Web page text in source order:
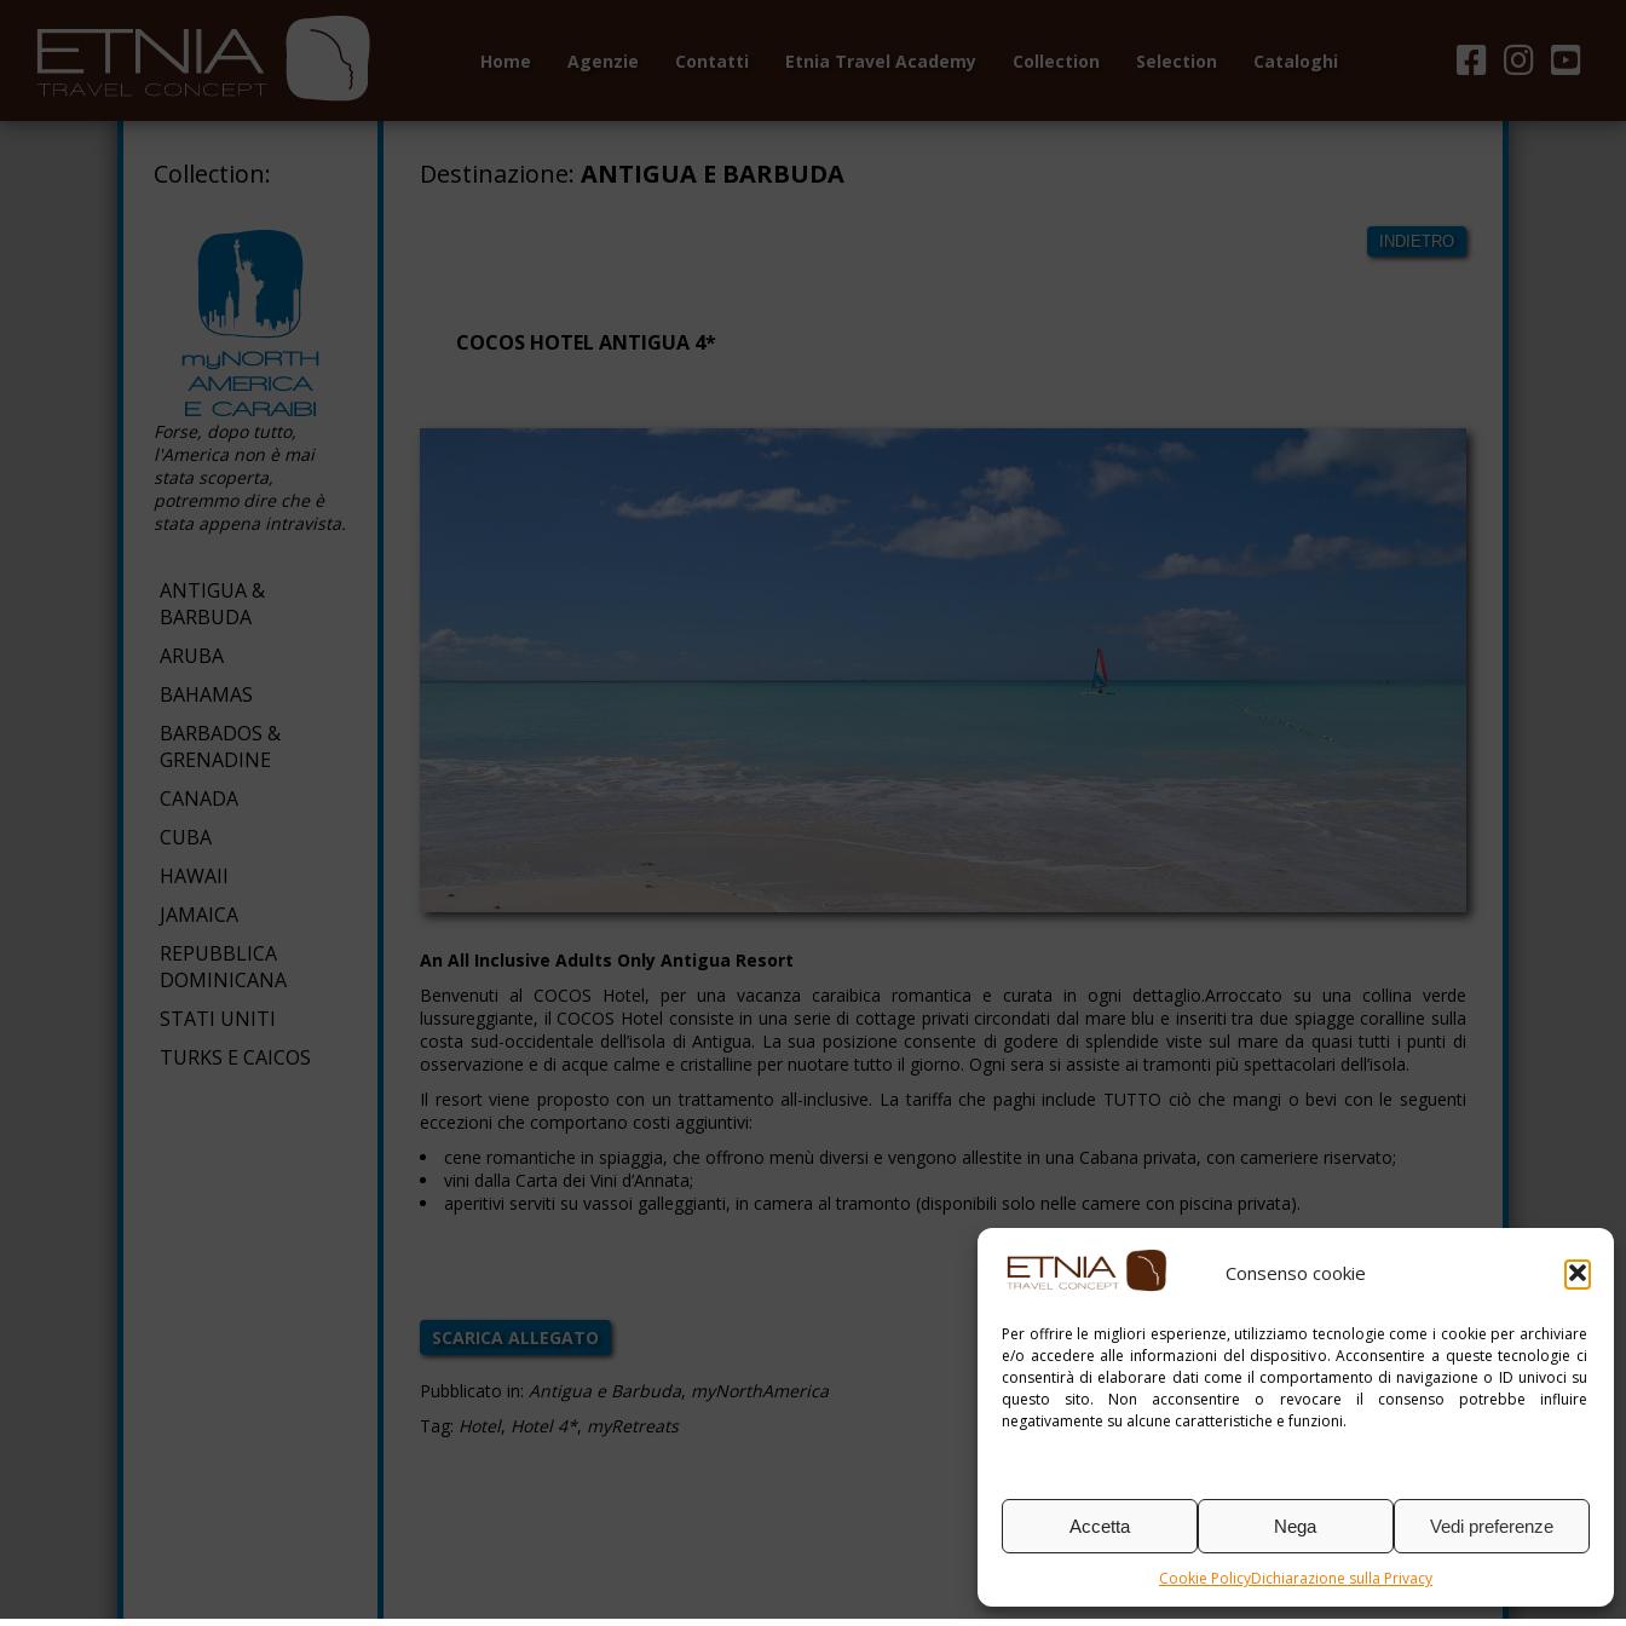
Consenso cookie
Per offrire le migliori esperienze, utilizziamo tecnologie come i cookie per archiviare
e/o accedere alle informazioni del dispositivo. Acconsentire a queste tecnologie ci
consentirà di elaborare dati come il comportamento di navigazione o ID univoci su
questo sito. Non acconsentire o revocare il consenso potrebbe influire
negativamente su alcune caratteristiche e funzioni.
Accetta Nega Vedi preferenze
Cookie PolicyDichiarazione sulla Privacy
Home Agenzie Contatti Etnia Travel Academy Collection Selection Cataloghi
Collection:
Forse, dopo tutto,
l'America non è mai
stata scoperta,
potremmo dire che è
stata appena intravista.
ANTIGUA &
BARBUDA
ARUBA
BAHAMAS
BARBADOS &
GRENADINE
CANADA
CUBA
HAWAII
JAMAICA
REPUBBLICA
DOMINICANA
STATI UNITI
TURKS E CAICOS
Destinazione: ANTIGUA E BARBUDA
INDIETRO
COCOS HOTEL ANTIGUA 4*
An All Inclusive Adults Only Antigua Resort
Benvenuti al COCOS Hotel, per una vacanza caraibica romantica e curata in ogni dettaglio.Arroccato su una collina verde
lussureggiante, il COCOS Hotel consiste in una serie di cottage privati ​​circondati dal mare blu e inseriti tra due spiagge coralline sulla
costa sud-occidentale dell’isola di Antigua. La sua posizione consente di godere di splendide viste sul mare da quasi tutti i punti di
osservazione e di acque calme e cristalline per nuotare tutto il giorno. Ogni sera si assiste ai tramonti più spettacolari dell’isola.
Il resort viene proposto con un trattamento all-inclusive. La tariffa che paghi include TUTTO ciò che mangi o bevi con le seguenti
eccezioni che comportano costi aggiuntivi:
cene romantiche in spiaggia, che offrono menù diversi e vengono allestite in una Cabana privata, con cameriere riservato;
vini dalla Carta dei Vini d’Annata;
aperitivi serviti su vassoi galleggianti, in camera al tramonto (disponibili solo nelle camere con piscina privata).
SCARICA ALLEGATO
Pubblicato in: Antigua e Barbuda, myNorthAmerica
Tag: Hotel, Hotel 4*, myRetreats